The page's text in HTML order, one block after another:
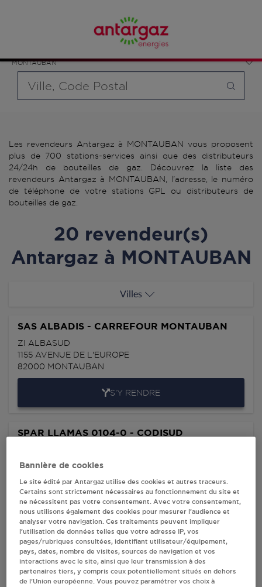
MONTAUBAN
bouteille souhaité et le type de point de vente (revendeur /
distributeur automatique de bouteilles de gaz ou station GPL
carburant)
Les revendeurs Antargaz à MONTAUBAN vous proposent
plus de 700 stations-services ainsi que des distributeurs
24/24h de bouteilles de gaz. Découvrez la liste des
revendeurs Antargaz à MONTAUBAN, l'adresse, le numéro
de téléphone de votre stations GPL ou distributeurs de
bouteilles de gaz.
20 revendeur(s)
Antargaz à MONTAUBAN
Villes
SAS ALBADIS - CARREFOUR MONTAUBAN
ZI ALBASUD
1155 AVENUE DE L'EUROPE
82000 MONTAUBAN
S'Y RENDRE
SPAR LLAMAS 0104-0 - CODISUD
82000MONTAUBAN
S'Y RENDRE
CAMINEL SAS - RURAL MASTER MONTAUBAN
AVENUE DE L'EUROPE
ZI ALBASUD
82000
MONTAUBAN
Bannière de cookies
Le site édité par Antargaz utilise des cookies et autres traceurs.
Certains sont strictement nécessaires au fonctionnement du site et
ne nécessitent pas votre consentement. Avec votre consentement,
nous utilisons également des cookies pour mesurer l’audience et
analyser votre navigation. Ces traitements peuvent impliquer
l’utilisation de données telles que votre adresse IP, vos
pages/rubriques consultées, identifiant utilisateur/équipement,
pays, dates, nombre de visites, sources de navigation et vos
interactions avec le site, ainsi que leur transmission à des
partenaires tiers, y compris ceux potentiellement situés en dehors
de l’Union européenne. Vous pouvez paramétrer vos choix à